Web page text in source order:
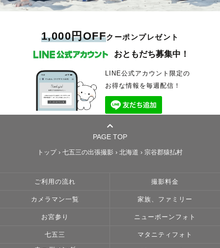
1,000円OFFクーポンプレゼント
おともだち募集中！
LINE公式アカウント限定の
お得な情報を毎週配信！
PAGE TOP
トップ› 七五三の出張撮影 › 北海道 › 宗谷郡猿払村
ご利用の流れ 撮影料金
カメラマン一覧 家族、ファミリー
お宮参り ニューボーンフォト
七五三 マタニティフォト